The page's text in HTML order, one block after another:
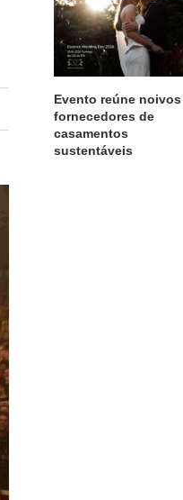
Evento reúne noivos
fornecedores de
casamentos
sustentáveis